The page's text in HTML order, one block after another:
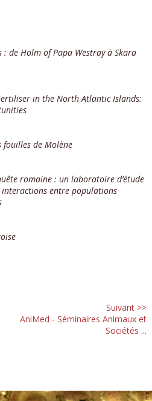
: de Holm of Papa Westray à Skara
in the North Atlantic Islands:
fouilles de Molène
romaine : un laboratoire d’étude
interactions entre populations
Suivant >>
AniMed - Séminaires Animaux et
Sociétés ...